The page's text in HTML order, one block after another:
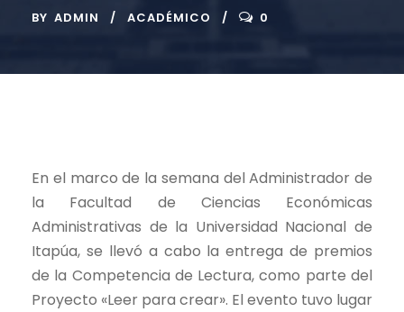
BY ADMIN ACADÉMICO 0
En el marco de la semana del Administrador de
la Facultad de Ciencias Económicas
Administrativas de la Universidad Nacional de
Itapúa, se llevó a cabo la entrega de premios
de la Competencia de Lectura, como parte del
Proyecto «Leer para crear». El evento tuvo lugar